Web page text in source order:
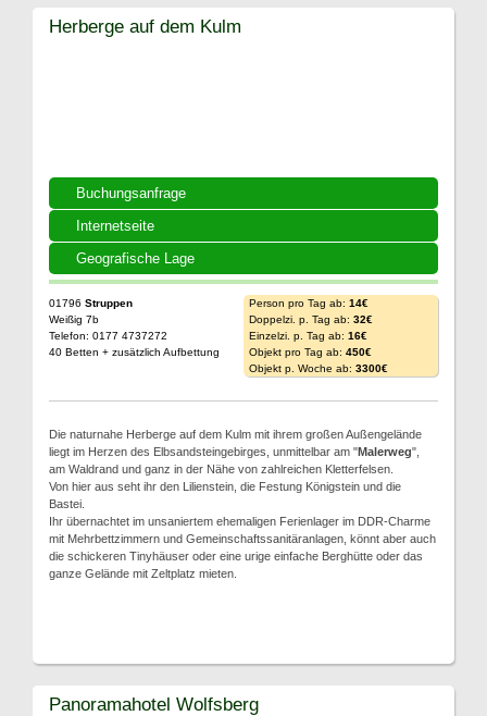
Buchungsanfrage
Internetseite
Geografische Lage
Herberge auf dem Kulm
01796 Struppen
Weißig 7b
Telefon: 0177 4737272
40 Betten + zusätzlich Aufbettung
Person pro Tag ab: 14€
Doppelzi. p. Tag ab: 32€
Einzelzi. p. Tag ab: 16€
Objekt pro Tag ab: 450€
Objekt p. Woche ab: 3300€
Die naturnahe Herberge auf dem Kulm mit ihrem großen Außengelände
liegt im Herzen des Elbsandsteingebirges, unmittelbar am "Malerweg",
am Waldrand und ganz in der Nähe von zahlreichen Kletterfelsen.
Von hier aus seht ihr den Lilienstein, die Festung Königstein und die
Bastei.
Ihr übernachtet im unsaniertem ehemaligen Ferienlager im DDR-Charme
mit Mehrbettzimmern und Gemeinschaftssanitäranlagen, könnt aber auch
die schickeren Tinyhäuser oder eine urige einfache Berghütte oder das
ganze Gelände mit Zeltplatz mieten.
Panoramahotel Wolfsberg